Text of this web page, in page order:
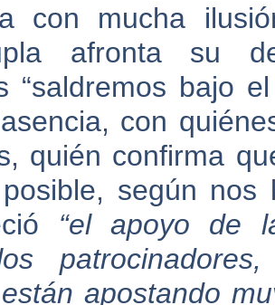
con mucha
afronta su
“saldremos bajo
con
quién confirma
según nos
“el apoyo de
apostando